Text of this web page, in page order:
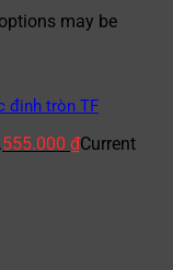
may be
đinh tròn TF
555.000 ₫Current